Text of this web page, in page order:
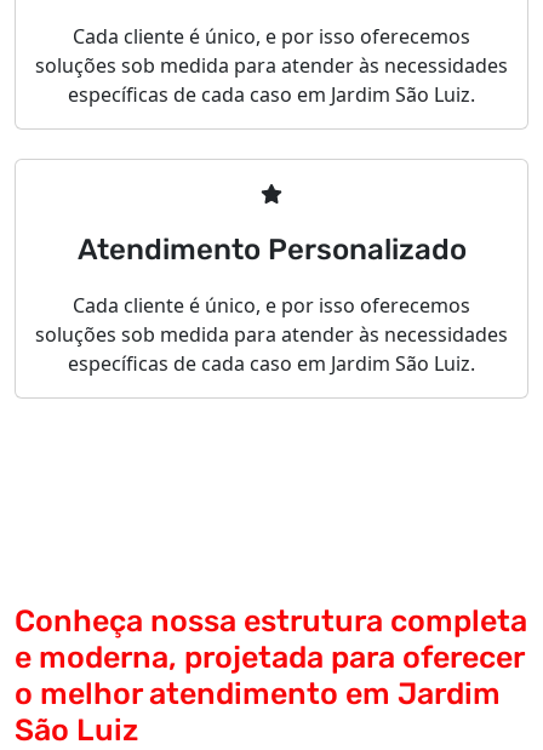
Cada cliente é único, e por isso oferecemos
soluções sob medida para atender às necessidades
específicas de cada caso em Jardim São Luiz.
Atendimento Personalizado
Cada cliente é único, e por isso oferecemos
soluções sob medida para atender às necessidades
específicas de cada caso em Jardim São Luiz.
Conheça nossa estrutura completa
e moderna, projetada para oferecer
o melhor atendimento em Jardim
São Luiz